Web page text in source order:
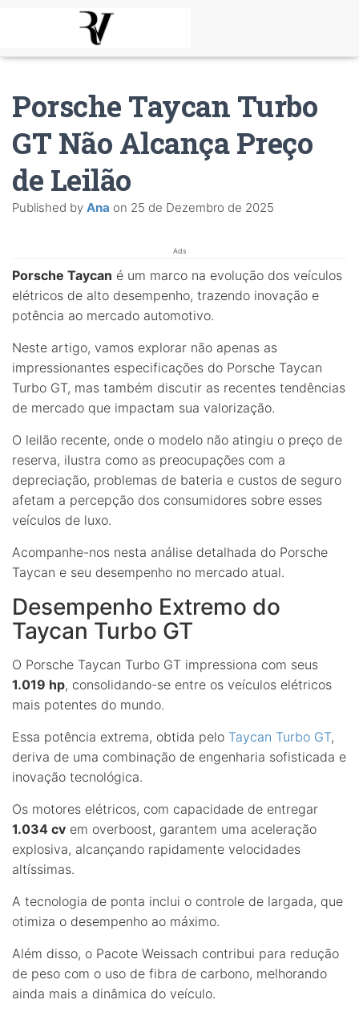
Porsche Taycan Turbo
GT Não Alcança Preço
de Leilão
Published by Ana on 25 de Dezembro de 2025
Ads
Porsche Taycan é um marco na evolução dos veículos
elétricos de alto desempenho, trazendo inovação e
potência ao mercado automotivo.
Neste artigo, vamos explorar não apenas as
impressionantes especificações do Porsche Taycan
Turbo GT, mas também discutir as recentes tendências
de mercado que impactam sua valorização.
O leilão recente, onde o modelo não atingiu o preço de
reserva, ilustra como as preocupações com a
depreciação, problemas de bateria e custos de seguro
afetam a percepção dos consumidores sobre esses
veículos de luxo.
Acompanhe-nos nesta análise detalhada do Porsche
Taycan e seu desempenho no mercado atual.
Desempenho Extremo do
Taycan Turbo GT
O Porsche Taycan Turbo GT impressiona com seus
1.019 hp, consolidando-se entre os veículos elétricos
mais potentes do mundo.
Essa potência extrema, obtida pelo Taycan Turbo GT,
deriva de uma combinação de engenharia sofisticada e
inovação tecnológica.
Os motores elétricos, com capacidade de entregar
1.034 cv em overboost, garantem uma aceleração
explosiva, alcançando rapidamente velocidades
altíssimas.
A tecnologia de ponta inclui o controle de largada, que
otimiza o desempenho ao máximo.
Além disso, o Pacote Weissach contribui para redução
de peso com o uso de fibra de carbono, melhorando
ainda mais a dinâmica do veículo.